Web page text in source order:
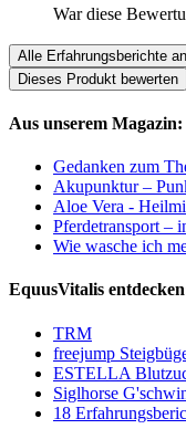
War diese
Alle Erfahrungsberichte
Dieses Produkt bewerten
Aus unserem Magazin:
Gedanken zum
Akupunktur –
Aloe Vera -
Pferdetransport –
Wie wasche ich
EquusVitalis
TRM
freejump
ESTELLA
Siglhorse
18